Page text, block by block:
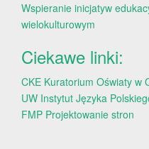
Wspieranie inicjatyw
wielokulturowym
Ciekawe linki:
CKE Kuratorium Oświaty w
UW Instytut Języka
FMP Projektowanie stron